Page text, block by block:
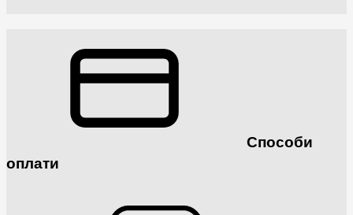
Способи
оплати